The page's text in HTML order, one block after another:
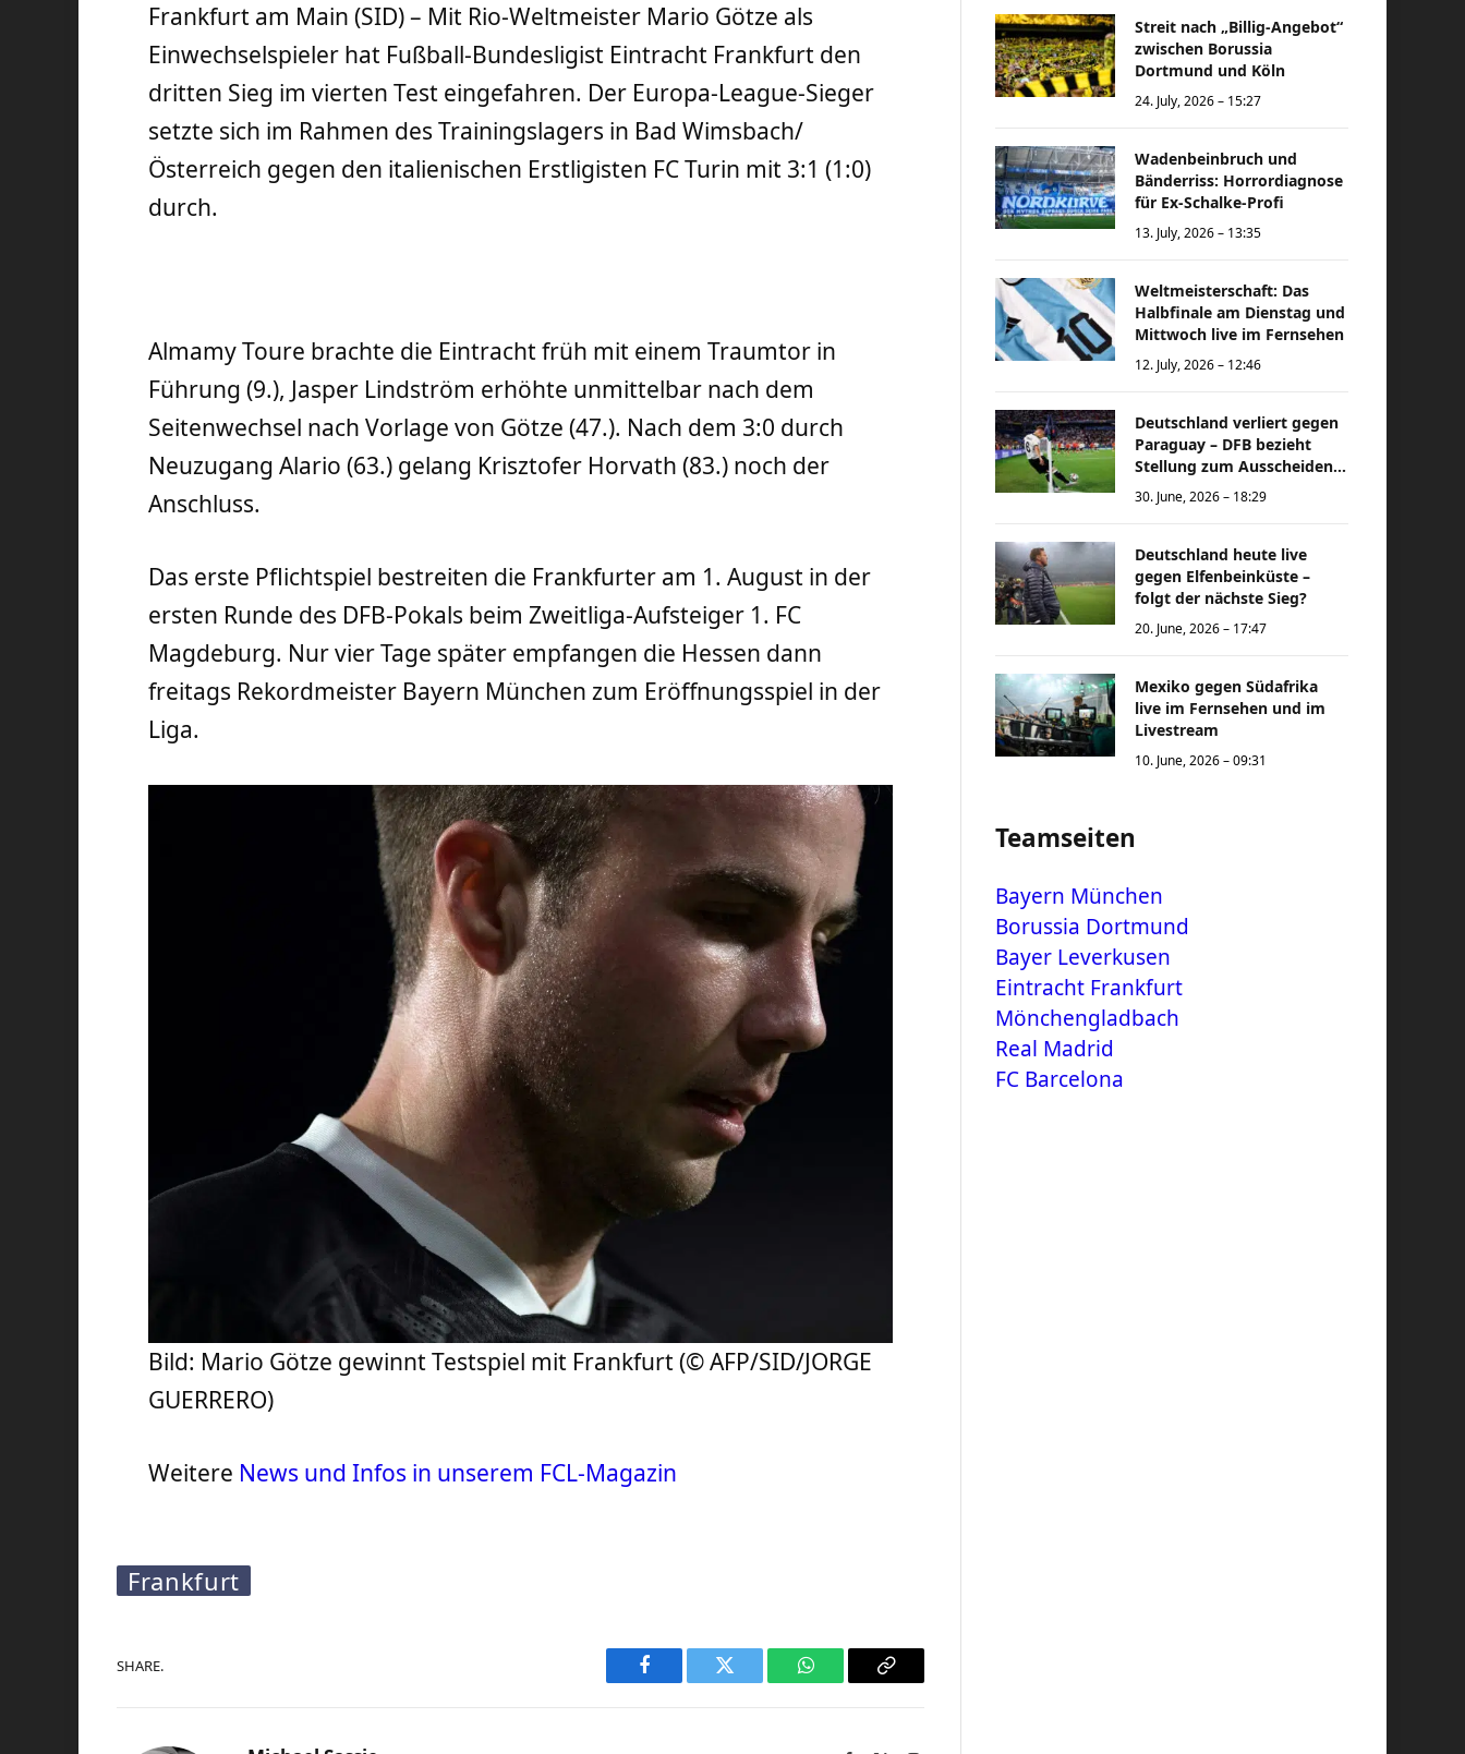
Frankfurt am Main (SID) – Mit Rio-Weltmeister Mario Götze als
Einwechselspieler hat Fußball-Bundesligist Eintracht Frankfurt den
dritten Sieg im vierten Test eingefahren. Der Europa-League-Sieger
setzte sich im Rahmen des Trainingslagers in Bad Wimsbach/
Österreich gegen den italienischen Erstligisten FC Turin mit 3:1 (1:0)
durch.
Almamy Toure brachte die Eintracht früh mit einem Traumtor in
Führung (9.), Jasper Lindström erhöhte unmittelbar nach dem
Seitenwechsel nach Vorlage von Götze (47.). Nach dem 3:0 durch
Neuzugang Alario (63.) gelang Krisztofer Horvath (83.) noch der
Anschluss.
Das erste Pflichtspiel bestreiten die Frankfurter am 1. August in der
ersten Runde des DFB-Pokals beim Zweitliga-Aufsteiger 1. FC
Magdeburg. Nur vier Tage später empfangen die Hessen dann
freitags Rekordmeister Bayern München zum Eröffnungsspiel in der
Liga.
Bild: Mario Götze gewinnt Testspiel mit Frankfurt (© AFP/SID/JORGE
GUERRERO)
Weitere News und Infos in unserem FCL-Magazin
Frankfurt
SHARE.
Facebook Twitter WhatsAppCopy
Streit nach „Billig-Angebot“
zwischen Borussia
Dortmund und Köln
24. July, 2026 – 15:27
Wadenbeinbruch und
Bänderriss: Horrordiagnose
für Ex-Schalke-Profi
13. July, 2026 – 13:35
Weltmeisterschaft: Das
Halbfinale am Dienstag und
Mittwoch live im Fernsehen
12. July, 2026 – 12:46
Deutschland verliert gegen
Paraguay – DFB bezieht
Stellung zum Ausscheiden
bei der Weltmeisterschaft
30. June, 2026 – 18:29
Deutschland heute live
gegen Elfenbeinküste –
folgt der nächste Sieg?
20. June, 2026 – 17:47
Mexiko gegen Südafrika
live im Fernsehen und im
Livestream
10. June, 2026 – 09:31
Teamseiten
Bayern München
Borussia Dortmund
Bayer Leverkusen
Eintracht Frankfurt
Mönchengladbach
Real Madrid
FC Barcelona